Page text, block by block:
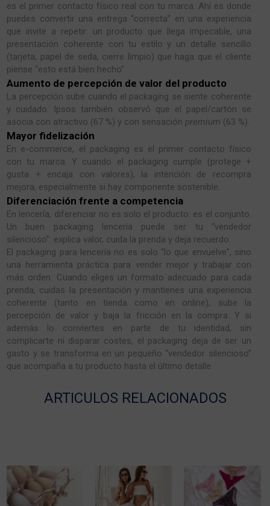
es el primer contacto físico real con tu marca. Ahí es donde
puedes convertir una entrega “correcta” en una experiencia
que invite a repetir: un producto que llega impecable, una
presentación coherente con tu estilo y un detalle sencillo
(tarjeta, papel de seda, cierre limpio) que haga que el cliente
piense “esto está bien hecho”.
Aumento de percepción de valor del producto
La percepción sube cuando el packaging se siente coherente
y cuidado. Ipsos también observó que el papel/cartón se
asocia con atractivo (67 %) y con sensación premium (63 %).
Mayor fidelización
En e-commerce, el packaging es el primer contacto físico
con tu marca. Y cuando el packaging cumple (protege +
gusta + encaja con valores), la intención de recompra
mejora, especialmente si hay componente sostenible.
Diferenciación frente a competencia
En lencería, diferenciar no es solo el producto: es el conjunto.
Un buen packaging lenceria puede ser tu “vendedor
silencioso”: explica valor, cuida la prenda y deja recuerdo.
El packaging para lencería no es solo “lo que envuelve”, sino
una herramienta práctica para vender mejor y trabajar con
más orden. Cuando eliges un formato adecuado para cada
prenda, cuidas la presentación y mantienes una experiencia
coherente (tanto en tienda como en online), sube la
percepción de valor y baja la fricción en la compra. Y si
además lo conviertes en parte de tu identidad, sin
complicarte ni disparar costes, el packaging deja de ser un
gasto y se transforma en un pequeño “vendedor silencioso”
que acompaña a tu producto hasta el último detalle.
ARTICULOS RELACIONADOS